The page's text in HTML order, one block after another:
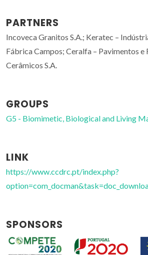
PARTNERS
Incoveca Granitos S.A.; Keratec –
Fábrica Campos; Ceralfa – Pavimentos e
Cerâmicos S.A.
GROUPS
G5 - Biomimetic, Biological and Living
LINK
https://www.ccdrc.pt/index.php?
SPONSORS